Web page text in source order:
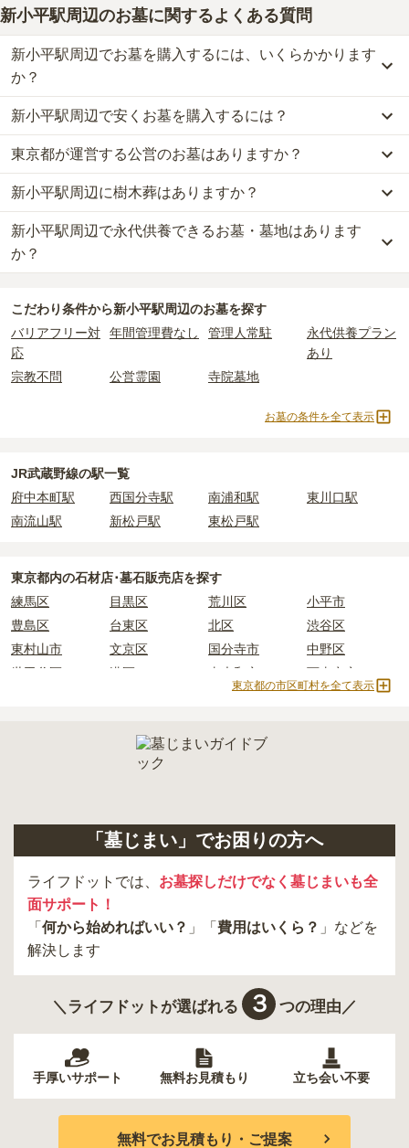
新小平駅周辺のお墓に関するよくある質問
新小平駅周辺でお墓を購入するには、いくらかかります
か？
新小平駅周辺での購入費用の目安は、一般墓が約467万円
一般墓を建てる場合は、「永代使用料（土地代）」と「墓石代」の
2つが主な費用となります。
新小平駅周辺の一般墓の永代使用料の平均は300万円で、墓石代は
東京都の平均166.9万円です。いずれも区画の広さや墓石の大き
なお、お墓によっては以下の費用が別途かかる場合があります。
・納骨式の費用
：お墓に遺骨を納める儀式のための費用。僧侶に渡
すお布施、会食などの費用がかかります。
・
：お墓の管理費。契約後、毎年発生するケースがあり
ます。
正確な費用は、区画や石材の選び方によって大きく変わるため、見
必ず確認することをおすすめします。
現地への見学が難しい場合は、資料請求でも各霊園の詳しい料金案
内を取り寄せることができます。
新小平駅周辺で安くお墓を購入するには？
新小平駅周辺で一番安価なお墓は、都立 小平霊園の
151
万円(墓石代別)からお求めいただけます。
一般的に最も費用を抑えられるのは、他の方のご遺骨と一緒に埋葬
する「合祀墓（ごうしぼ）」と呼ばれるタイプです。個別のお墓に
比べて省スペースで管理の手間がかからないため、費用が安く設定
されています。
価格の目安は、1名あたり5万円〜30万円程度です。
新小平駅周辺で安価なお墓を探したい場合は、
替えてお墓を探すのがおすすめです。
東京都が運営する公営のお墓はありますか？
新小平駅周辺には、東京都が運営する公営の霊園が
件あります。
都立 小平霊園がそれにあたります。
公営霊園は民営の霊園と異なり、契約にあたって応募資格が設けら
れているケースがほとんどです。
上住んでいるなどが挙げられます。
条件を満たさない場合は、申し込み自体ができないことも多いた
め、事前の確認が重要です。
契約条件の詳細は、各霊園のページをご確認いただくか、資料請求
新小平駅周辺に樹木葬はありますか？
新小平駅周辺には、樹木葬の掲載がありません。
自然葬をお考えの場合は、海洋散骨もご検討ください。
新小平駅周辺で永代供養できるお墓・墓地はあります
か？
永代供養をお考えの場合は、海洋散骨もご検討ください。
こだわり条件から新小平駅周辺のお墓を探す
バリアフリー対
応
年間管理費なし 管理人常駐
永代供養プラン
あり
宗教不問
公営霊園 寺院墓地
お墓の条件を全て表示
JR武蔵野線の駅一覧
府中本町駅
西国分寺駅 南浦和駅
東川口駅
南流山駅
新松戸駅 東松戸駅
東京都内の石材店･墓石販売店を探す
練馬区
目黒区 荒川区
小平市
豊島区
台東区 北区
渋谷区
東村山市
文京区 国分寺市
中野区
世田谷区
港区 東大和市
西東京市
町田市 府中市
昭島市
葛飾区 墨田区
杉並区
東京都の市区町村を全て表示
「墓じまい」でお困りの方へ
ライフドットでは、 お墓探しだけでなく墓じまいも全
面サポート！
「 何から始めればいい？ 」「 費用はいくら？ 」などを
解決します
＼ライフドットが選ばれる ３ つの理由／
手厚いサポート 無料お見積もり 立ち会い不要
無料でお見積もり・ご提案